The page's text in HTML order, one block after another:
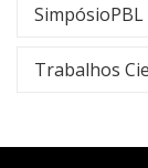
SimpósioPBL
Trabalhos